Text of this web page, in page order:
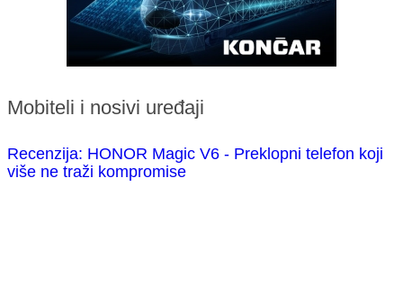
Mobiteli i nosivi uređaji
Recenzija: HONOR Magic V6 - Preklopni telefon koji
više ne traži kompromise